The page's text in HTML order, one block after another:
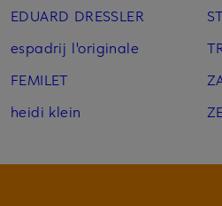
EDUARD DRESSLER
espadrij l'originale
FEMILET
heidi klein